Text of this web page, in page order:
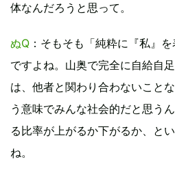
体なんだろうと思って。
ぬQ ：そもそも「純粋に『私』
ですよね。山奥で完全に自給自
は、他者と関わり合わないこと
う意味でみんな社会的だと思う
る比率が上がるか下がるか、と
ね。